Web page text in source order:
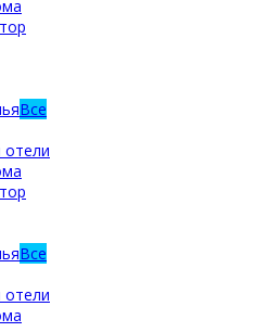
Все
отели
Все
отели